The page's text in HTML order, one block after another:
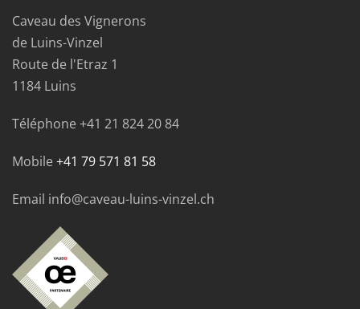
Caveau des Vignerons
de Luins-Vinzel
Route de l'Etraz 1
1184 Luins
Téléphone +41 21 824 20 84
Mobile +41 79 571 81 58
Email info@caveau-luins-vinzel.ch